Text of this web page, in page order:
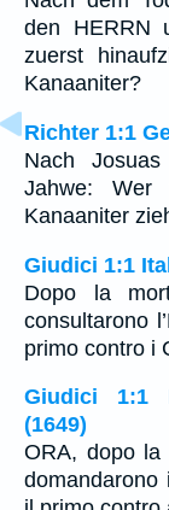
den HERRN
zuerst
Kanaaniter?
Richter 1:1
Nach
Jahwe:
Kanaaniter
Giudici 1:1
Dopo la
consultarono
primo contro i
Giudici 1:1
(1649)
ORA, dopo la
domandarono